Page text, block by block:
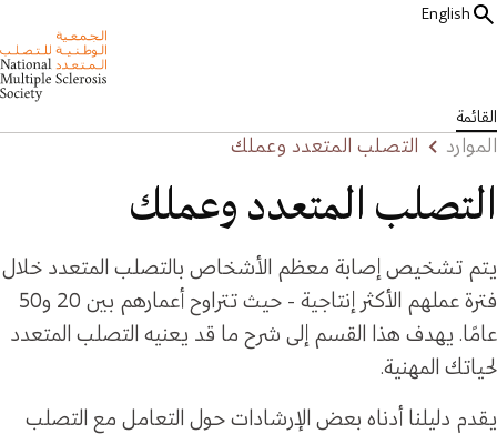
English
القائمة
الموارد التصلب المتعدد وعملك
التصلب المتعدد وعملك
يتم تشخيص إصابة معظم الأشخاص بالتصلب المتعدد خلال
فترة عملهم الأكثر إنتاجية - حيث تتراوح أعمارهم بين 20 و50
عامًا. يهدف هذا القسم إلى شرح ما قد يعنيه التصلب المتعدد
لحياتك المهنية.
يقدم دليلنا أدناه بعض الإرشادات حول التعامل مع التصلب